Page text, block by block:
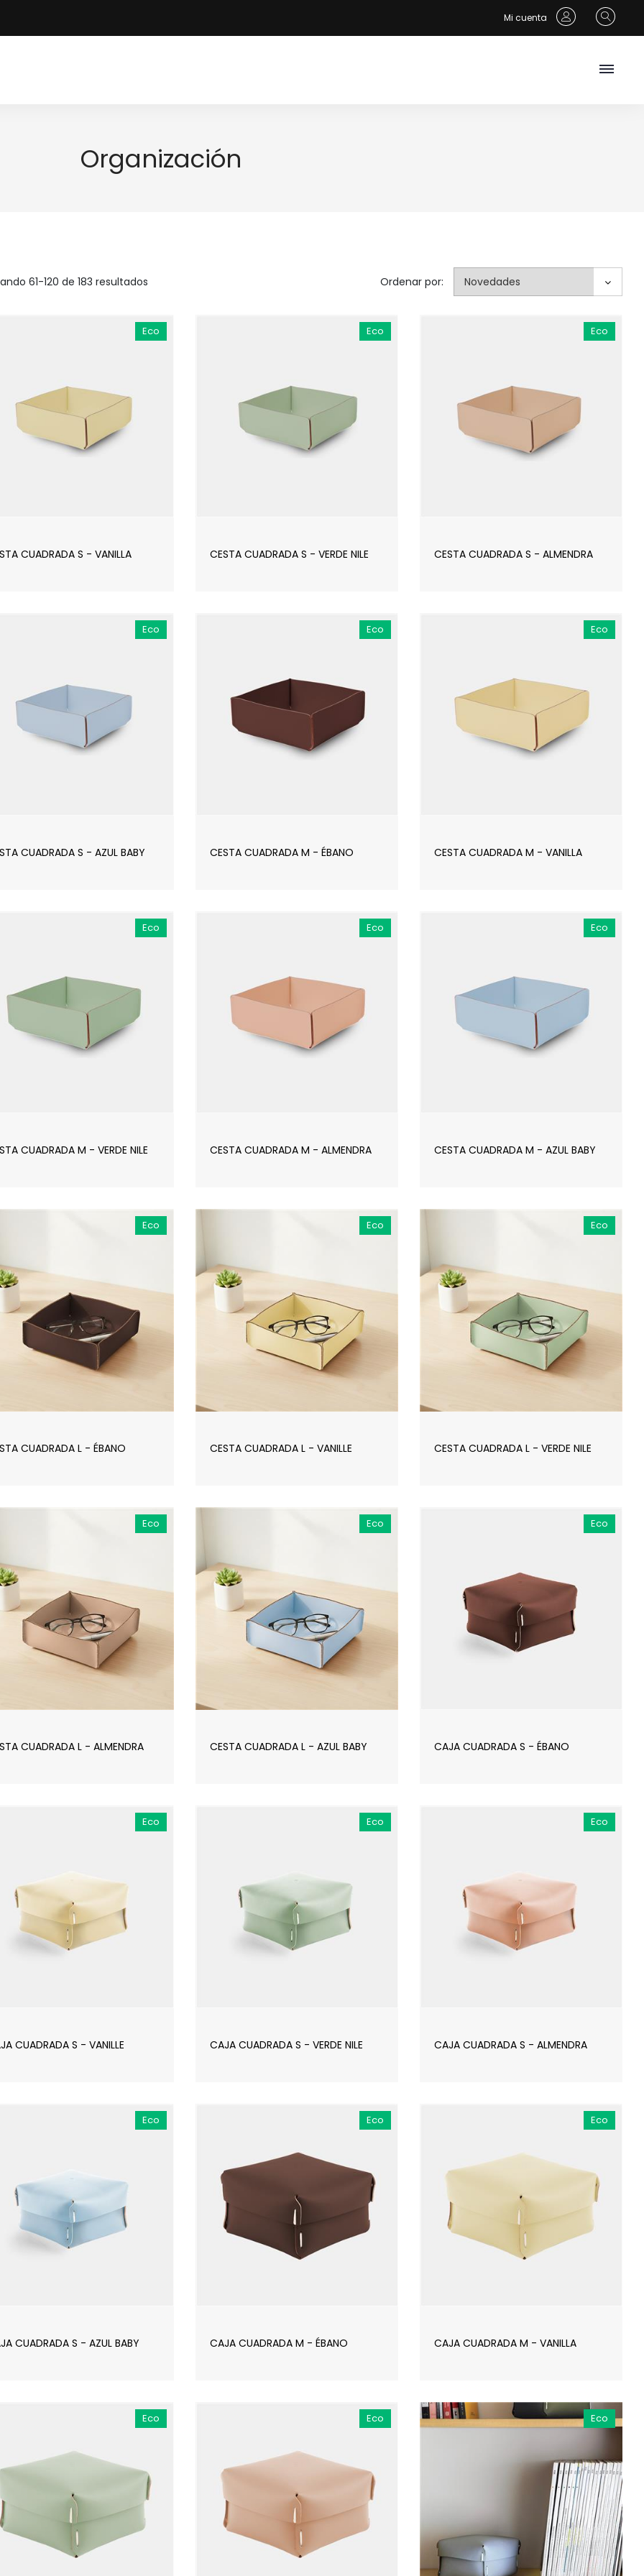
Mi cuenta
Organización
61-120 de 183 resultados Ordenar por:
Eco
CUADRADA S - VANILLA
Eco
CESTA CUADRADA S - VERDE NILE
Eco
CESTA CUADRADA S - ALMENDRA
Eco
CUADRADA S - AZUL BABY
Eco
CESTA CUADRADA M - ÉBANO
Eco
CESTA CUADRADA M - VANILLA
Eco
CUADRADA M - VERDE NILE
Eco
CESTA CUADRADA M - ALMENDRA
Eco
CESTA CUADRADA M - AZUL BABY
Eco
CUADRADA L - ÉBANO
Eco
CESTA CUADRADA L - VANILLE
Eco
CESTA CUADRADA L - VERDE NILE
Eco
CUADRADA L - ALMENDRA
Eco
CESTA CUADRADA L - AZUL BABY
Eco
CAJA CUADRADA S - ÉBANO
Eco
CUADRADA S - VANILLE
Eco
CAJA CUADRADA S - VERDE NILE
Eco
CAJA CUADRADA S - ALMENDRA
Eco
CUADRADA S - AZUL BABY
Eco
CAJA CUADRADA M - ÉBANO
Eco
CAJA CUADRADA M - VANILLA
Eco Eco Eco